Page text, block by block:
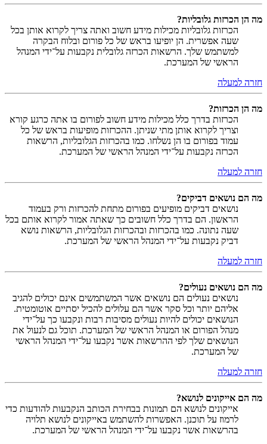
מה הן הכרזות גלובליות?
הכרזות גלובליות מכילות מידע חשוב ואתה צריך לקרוא אותן בכל
שעה אפשרית. הן יופיעו בראש של כל פורום ובלוח הבקרה
למשתמש שלך. הרשאות הכרזה גלובלית נקבעות על־ידי המנהל
הראשי של המערכת.
חזרה למעלה
מה הן הכרזות?
הכרזות בדרך כלל מכילות מידע חשוב לפורום בו אתה כרגע קורא
וצריך לקרוא אותן מתי שניתן. ההכרזות מופיעות בראש של כל
עמוד בפורום בו הן נשלחו. כמו בהכרזות הגלובליות, הרשאות
הכרזה נקבעות על־ידי המנהל הראשי של המערכת.
חזרה למעלה
מה הם נושאים דביקים?
נושאים דביקים מופיעים בפורום מתחת להכרזות ורק בעמוד
הראשון. הם בדרך כלל חשובים כך שאתה אמור לקרוא אותם בכל
שעה נתונה. כמו בהכרזות ובהכרזות הגלובליות, הרשאות נושא
דביק נקבעות על־ידי המנהל הראשי של המערכת.
חזרה למעלה
מה הם נושאים נעולים?
נושאים נעולים הם נושאים אשר המשתמשים אינם יכולים להגיב
אליהם יותר וכל סקר אשר הם עלולים להכיל יסתיים אוטומטית.
הנושאים יכולים להיות נעולים מסיבות רבות ונקבעו כך על־ידי
מנהל הפורום או המנהל הראשי של המערכת. תוכל גם לנעול את
הנושאים שלך לפי ההרשאות אשר נקבעו על־ידי המנהל הראשי
של המערכת.
חזרה למעלה
מה הם אייקונים לנושא?
אייקונים לנושא הם תמונות בבחירת הכותב הנקבעות להודעות כדי
לרמוז על תוכנן. האפשרות להשתמש באייקונים לנושא תלויה
בהרשאות אשר נקבעו על־ידי המנהל הראשי של המערכת.